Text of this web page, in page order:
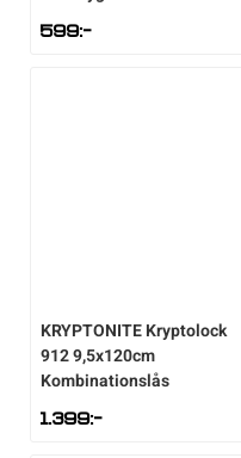
599:-
KRYPTONITEKryptolock
912 9,5x120cm
Kombinationslås
1.399:-